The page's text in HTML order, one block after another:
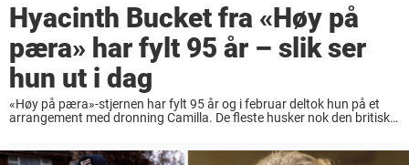
Hyacinth Bucket fra «Høy på
pæra» har fylt 95 år – slik ser
hun ut i dag
«Høy på pæra»-stjernen har fylt 95 år og i februar deltok hun på et
arrangement med dronning Camilla. De fleste husker nok den britiske